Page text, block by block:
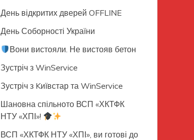
День відкритих дверей OFFLINE
День Соборності України
Вони вистояли. Не вистояв бетон
Зустріч з WinService
Зустріч з Kиївстар та WinService
Шановна спільното ВСП «ХКТФК
НТУ «ХПІ»!
ВСП «ХКТФК НТУ «ХПІ», ви готові до